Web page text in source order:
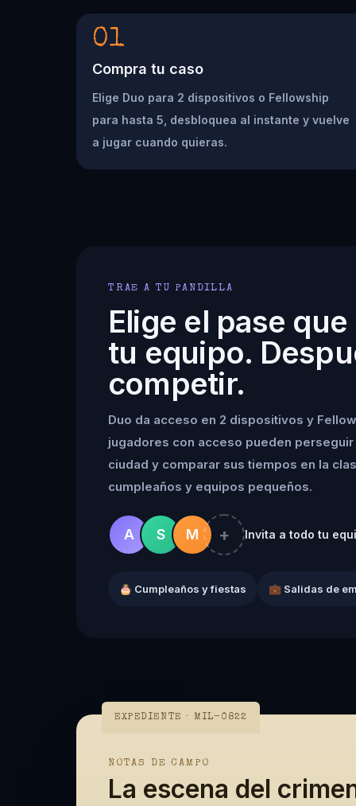
01
Compra tu caso
Elige Duo para 2 dispositivos o Fellowship
para hasta 5, desbloquea al instante y vuelve
a jugar cuando quieras.
TRAE A TU PANDILLA
Elige el pase
tu equipo.
competir.
Duo da acceso en 2 dispositivos y
jugadores con acceso pueden
ciudad y comparar sus tiempos en la
cumpleaños y equipos pequeños.
A S M + Invita a todo tu
🎂 Cumpleaños y fiestas 💼 Salidas de
EXPEDIENTE · MIL-0822
NOTAS DE CAMPO
La escena del